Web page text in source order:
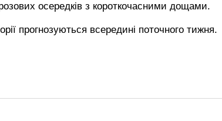
осередків з короткочасними дощами.
прогнозуються всередині поточного тижня.